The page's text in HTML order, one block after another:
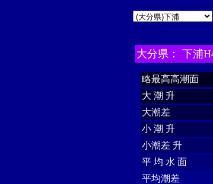
大分県： 下浦
略最高高潮面
大 潮 升
大潮差
小 潮 升
小潮差 升
平 均 水 面
平均潮差